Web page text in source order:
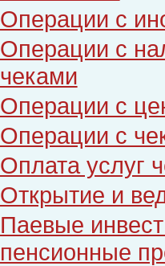
Операции с
Операции с
чеками
Операции с
Операции с
Оплата услуг
Открытие и
Паевые
пенсионные